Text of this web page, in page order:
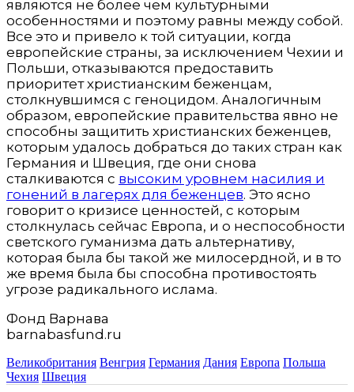
являются не более чем культурными
особенностями и поэтому равны между собой.
Все это и привело к той ситуации, когда
европейские страны, за исключением Чехии и
Польши, отказываются предоставить
приоритет христианским беженцам,
столкнувшимся с геноцидом. Аналогичным
образом, европейские правительства явно не
способны защитить христианских беженцев,
которым удалось добраться до таких стран как
Германия и Швеция, где они снова
сталкиваются с высоким уровнем насилия и
гонений в лагерях для беженцев. Это ясно
говорит о кризисе ценностей, с которым
столкнулась сейчас Европа, и о неспособности
светского гуманизма дать альтернативу,
которая была бы такой же милосердной, и в то
же время была бы способна противостоять
угрозе радикального ислама.
Фонд Варнава
barnabasfund.ru
Великобритания Венгрия Германия Дания Европа Польша
Чехия Швеция